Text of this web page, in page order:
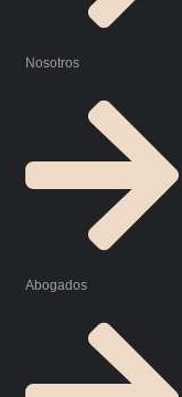
Nosotros
Abogados